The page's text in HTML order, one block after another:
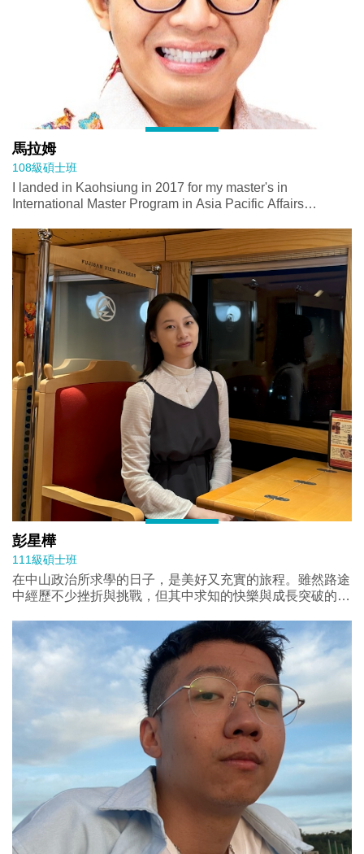
馬拉姆
108級碩士班
I landed in Kaohsiung in 2017 for my master's in
International Master Program in Asia Pacific Affairs
PhD at the Institute of Political Science (IPS) without a real
break in between. One program folded into the next before I
had time to notice the transition. IPS was where I grew up
as a scholar, in the plain sense of that phrase. Coursework,
seminars, colloquiums, the slow process of learning how to
defend an argument in a room full of people trained to find
its weak point. Whatever methods I ended up using, I
taught myself outside the program, but IPS is where I
learned what a claim needs to survive scrutiny, and where I
first understood the difference between having an opinion
about Taiwan-Indonesia relations and being able
彭星樺
111級碩士班
在中山政治所求學的日子，是美好又充實的旅程。雖然路途
中經歷不少挫折與挑戰，但其中求知的快樂與成長突破的滿
上的專業引領，特別是指導 教授韋豪老師，在我於論文寫
作中不斷跌撞時悉心指導，讓我終能順利完成。同時，非常
感謝美君姐，從入學至今受美君姐幫助良多，在就學期間的
各種行政困境都仰賴美君姐與所辦的協助。最後，真心感激
一路上陪伴我度過困境、給予幫助的朋友們以及總是陽光普
照的高雄，在我低谷時給予心靈上的慰藉。碩士的這幾年經
歷，將成為我最珍貴的回憶與向未來前行的養分與動力。